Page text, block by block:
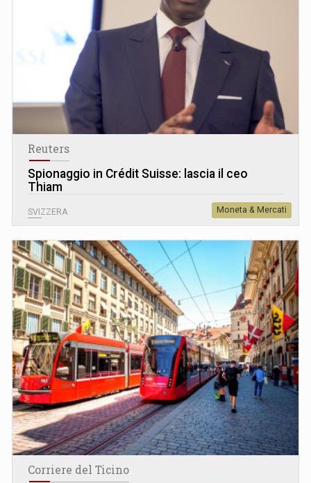
Reuters
Spionaggio in Crédit Suisse: lascia il ceo
Thiam
SVIZZERA Moneta & Mercati
Corriere del Ticino